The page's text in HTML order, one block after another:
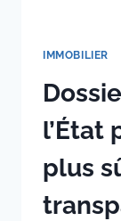
IMMOBILIER
l’État
plus